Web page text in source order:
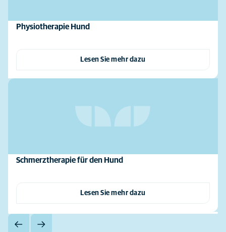
Physiotherapie Hund
Lesen Sie mehr dazu
Schmerztherapie für den Hund
Lesen Sie mehr dazu